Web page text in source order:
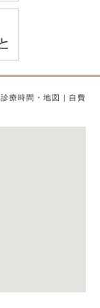
診療時間・地図
自費